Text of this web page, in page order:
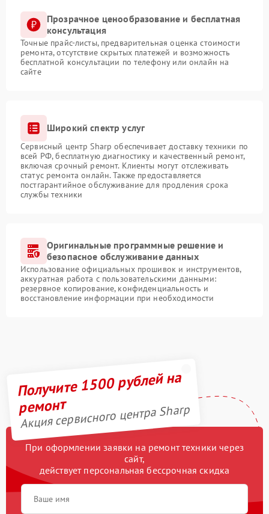
Прозрачное ценообразование и бесплатная
консультация
Точные прайс-листы, предварительная оценка стоимости
ремонта, отсутствие скрытых платежей и возможность
бесплатной консультации по телефону или онлайн на
сайте
Широкий спектр услуг
Сервисный центр Sharp обеспечивает доставку техники по
всей РФ, бесплатную диагностику и качественный ремонт,
включая срочный ремонт. Клиенты могут отслеживать
статус ремонта онлайн. Также предоставляется
постгарантийное обслуживание для продления срока
службы техники
Оригинальные программные решение и
безопасное обслуживание данных
Использование официальных прошивок и инструментов,
аккуратная работа с пользовательскими данными:
резервное копирование, конфиденциальность и
восстановление информации при необходимости
Получите 1500 рублей на
ремонт
Акция сервисного центра Sharp
При оформлении заявки на ремонт техники через
сайт,
действует персональная бессрочная скидка